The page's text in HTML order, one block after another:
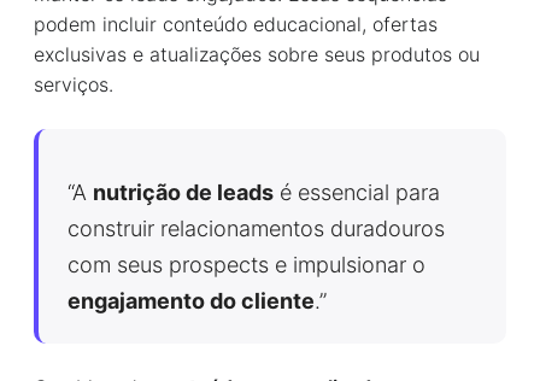
podem incluir conteúdo educacional, ofertas
exclusivas e atualizações sobre seus produtos ou
serviços.
“A nutrição de leads é essencial para
construir relacionamentos duradouros
com seus prospects e impulsionar o
engajamento do cliente.”